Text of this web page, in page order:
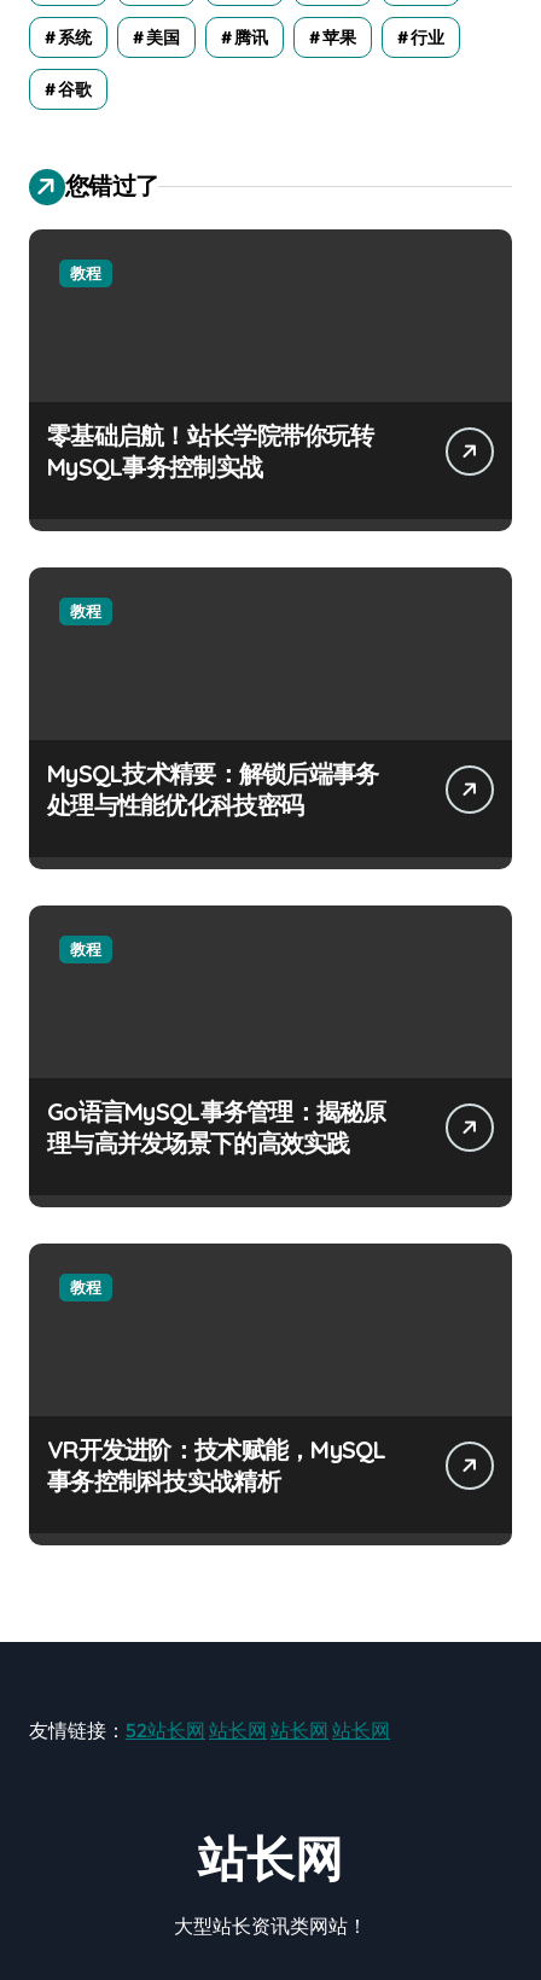
系统 美国 腾讯 苹果 行业
谷歌
您错过了
教程
零基础启航！站长学院带你玩转
MySQL事务控制实战
教程
MySQL技术精要：解锁后端事务
处理与性能优化科技密码
教程
Go语言MySQL事务管理：揭秘原
理与高并发场景下的高效实践
教程
VR开发进阶：技术赋能，MySQL
事务控制科技实战精析
友情链接： 52站长网 站长网 站长网 站长网
站长网
大型站长资讯类网站！